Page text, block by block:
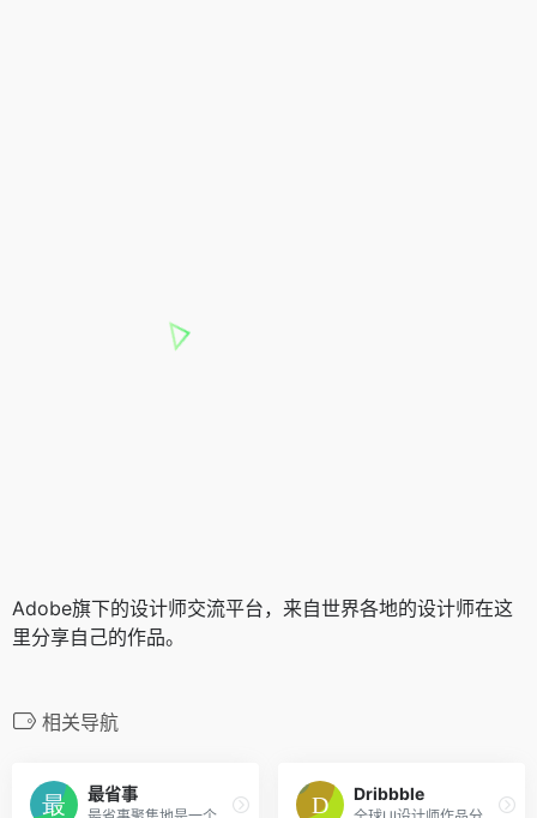
Adobe旗下的设计师交流平台，来自世界各地的设计师在这
里分享自己的作品。
相关导航
最省事 Dribbble